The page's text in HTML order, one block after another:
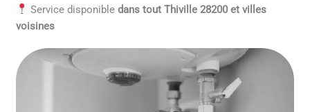
Service disponible dans tout Thiville 28200 et villes
voisines